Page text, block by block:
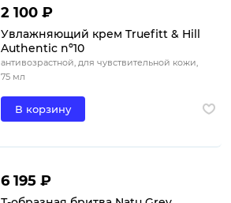
2 100 ₽
Увлажняющий крем Truefitt & Hill
Authentic nº10
антивозрастной, для чувствительной кожи,
75 мл
В корзину
6 195 ₽